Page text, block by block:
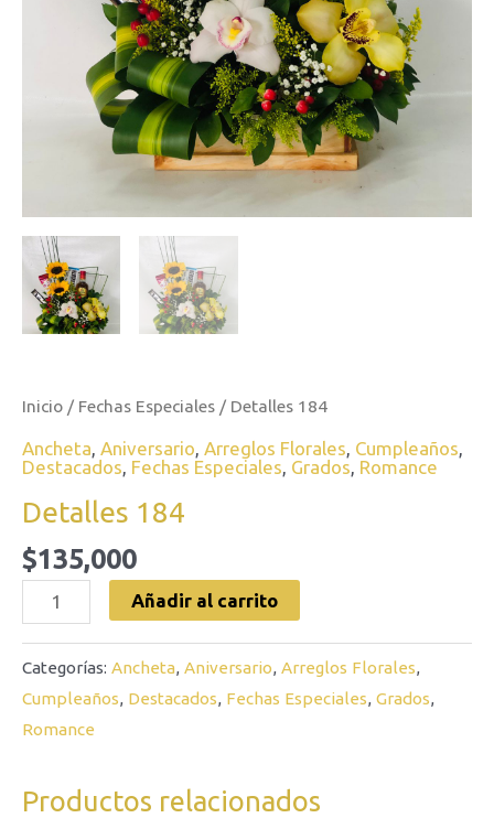
Inicio / Fechas Especiales / Detalles 184
Ancheta, Aniversario, Arreglos Florales, Cumpleaños,
Destacados, Fechas Especiales, Grados, Romance
Detalles 184
$135,000
Añadir al carrito
Categorías: Ancheta, Aniversario, Arreglos Florales,
Cumpleaños, Destacados, Fechas Especiales, Grados,
Romance
Productos relacionados